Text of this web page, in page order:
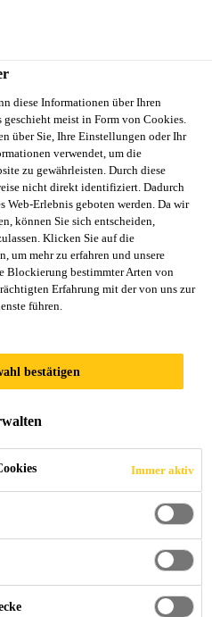
it seems you are accessing it
a dedicated website for your
ON THE SIKA
WEBSITE
SELECT A
COUNTRY
PMMA-Systeme
diese Informationen über Ihren
geschieht meist in Form von Cookies.
über Sie, Ihre Einstellungen oder Ihr
verwendet, um die
zu gewährleisten. Durch diese
nicht direkt identifiziert. Dadurch
Web-Erlebnis geboten werden. Da wir
können Sie sich entscheiden,
Klicken Sie auf die
um mehr zu erfahren und unsere
Blockierung bestimmter Arten von
Erfahrung mit der von uns zur
führen.
bestätigen
Immer aktiv